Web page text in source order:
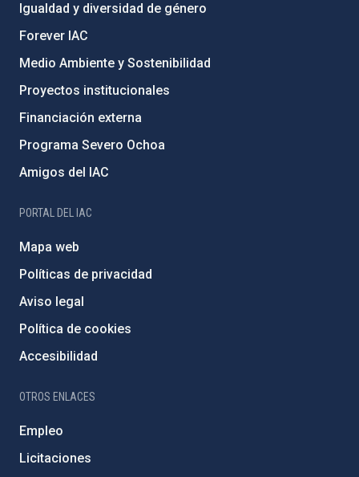
Igualdad y diversidad de género
Forever IAC
Medio Ambiente y Sostenibilidad
Proyectos institucionales
Financiación externa
Programa Severo Ochoa
Amigos del IAC
PORTAL DEL IAC
Mapa web
Políticas de privacidad
Aviso legal
Política de cookies
Accesibilidad
OTROS ENLACES
Empleo
Licitaciones